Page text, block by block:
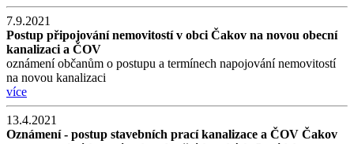
7.9.2021
Postup připojování nemovitostí v obci Čakov na novou obecní
kanalizaci a ČOV
oznámení občanům o postupu a termínech napojování nemovitostí
na novou kanalizaci
více
13.4.2021
Oznámení - postup stavebních prací kanalizace a ČOV Čakov